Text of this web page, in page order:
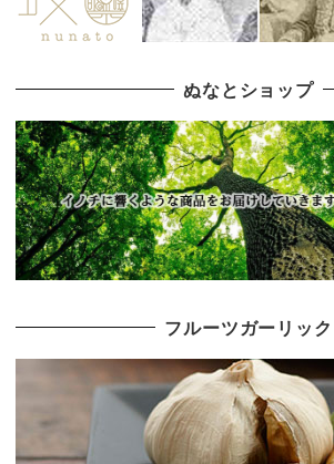
ぬなとショップ
フルーツガーリック